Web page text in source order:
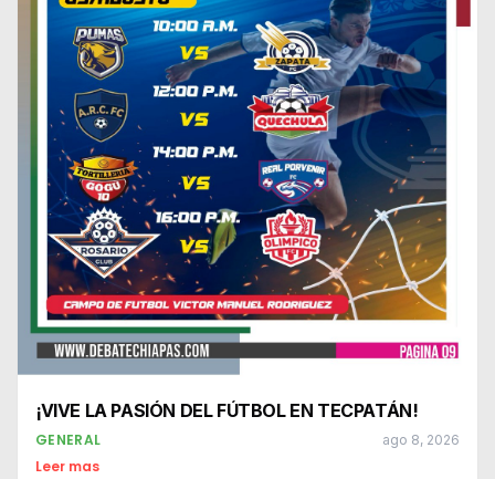
¡VIVE LA PASIÓN DEL FÚTBOL EN TECPATÁN!
GENERAL ago 8, 2026
Leer mas